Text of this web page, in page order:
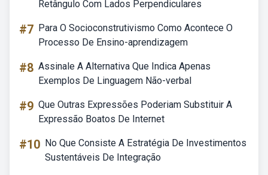
Retângulo Com Lados Perpendiculares
#7 Para O Socioconstrutivismo Como Acontece O
Processo De Ensino-aprendizagem
#8 Assinale A Alternativa Que Indica Apenas
Exemplos De Linguagem Não-verbal
#9 Que Outras Expressões Poderiam Substituir A
Expressão Boatos De Internet
#10 No Que Consiste A Estratégia De Investimentos
Sustentáveis De Integração